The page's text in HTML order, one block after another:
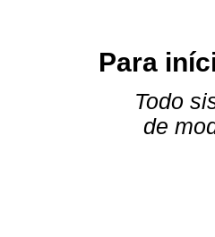
Para
Todo
de